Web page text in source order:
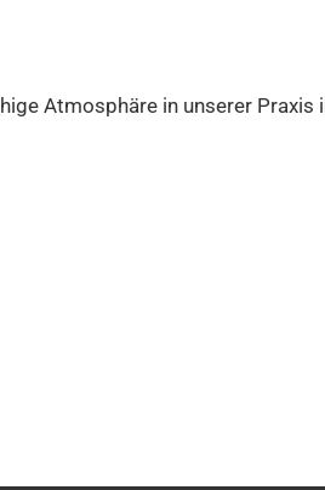
Atmosphäre in unserer Praxis